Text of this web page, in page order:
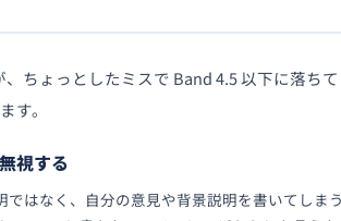
、ちょっとしたミスで Band 4.5 以下に落ち
す。
視する
ではなく、自分の意見や背景説明を書いてしまう